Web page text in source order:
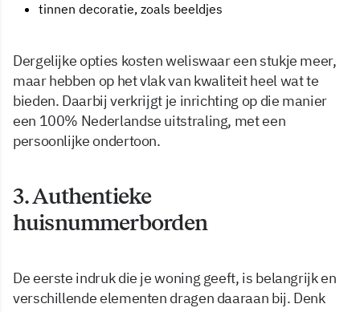
tinnen decoratie, zoals beeldjes
Dergelijke opties kosten weliswaar een stukje meer,
maar hebben op het vlak van kwaliteit heel wat te
bieden. Daarbij verkrijgt je inrichting op die manier
een 100% Nederlandse uitstraling, met een
persoonlijke ondertoon.
3. Authentieke
huisnummerborden
De eerste indruk die je woning geeft, is belangrijk en
verschillende elementen dragen daaraan bij. Denk